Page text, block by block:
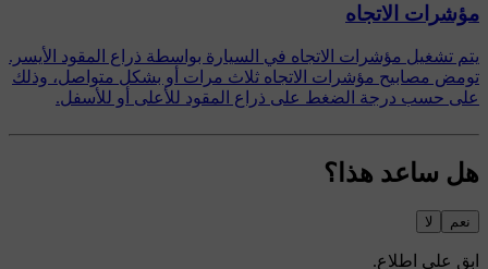
مؤشرات الاتجاه
يتم تشغيل مؤشرات الاتجاه في السيارة بواسطة ذراع المقود الأيسر.
تومض مصابيح مؤشرات الاتجاه ثلاث مرات أو بشكل متواصل، وذلك
على حسب درجة الضغط على ذراع المقود للأعلى أو للأسفل.
هل ساعد هذا؟
نعم لا